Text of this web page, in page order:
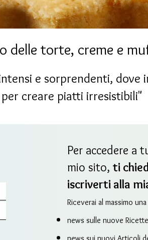
delle torte, creme e
e sorprendenti, dove
creare piatti irresistibili"
Per accedere a
mio sito, ti
iscriverti alla
Riceverai al massimo
news sulle nuove